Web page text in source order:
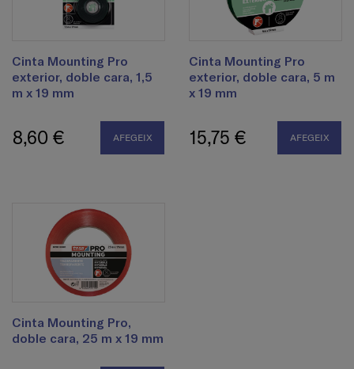
Cinta Mounting Pro
exterior, doble cara, 1,5
m x 19 mm
8,60 € AFEGEIX
Cinta Mounting Pro
exterior, doble cara, 5 m
x 19 mm
15,75 € AFEGEIX
Cinta Mounting Pro,
doble cara, 25 m x 19 mm